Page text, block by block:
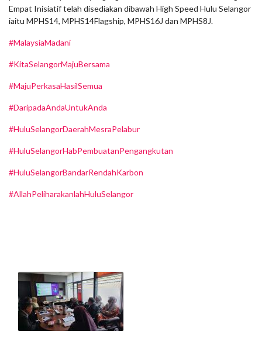
Empat Inisiatif telah disediakan dibawah High Speed Hulu Selangor
iaitu MPHS14, MPHS14Flagship, MPHS16J dan MPHS8J.
#MalaysiaMadani
#KitaSelangorMajuBersama
#MajuPerkasaHasilSemua
#DaripadaAndaUntukAnda
#HuluSelangorDaerahMesraPelabur
#HuluSelangorHabPembuatanPengangkutan
#HuluSelangorBandarRendahKarbon
#AllahPeliharakanlahHuluSelangor